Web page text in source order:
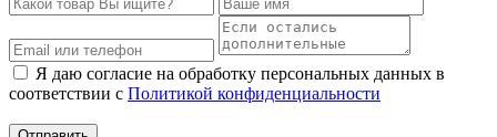
Я даю согласие на обработку персональных данных в
соответствии с Политикой конфиденциальности